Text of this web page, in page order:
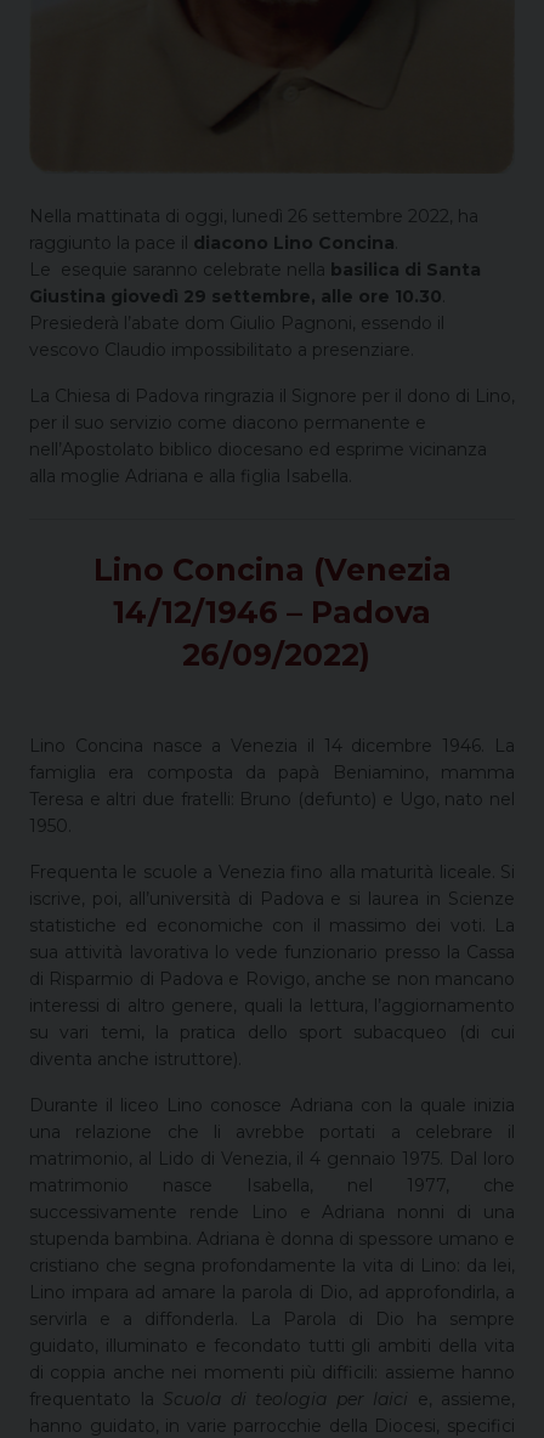
Nella mattinata di oggi, lunedì 26 settembre 2022, ha
raggiunto la pace il diacono Lino Concina
Le esequie saranno celebrate nella basilica di Santa
Giustina giovedì 29 settembre, alle ore 10.30
Presiederà l’abate dom Giulio Pagnoni, essendo il
vescovo Claudio impossibilitato a presenziare.
La Chiesa di Padova ringrazia il Signore per il dono di Lino,
per il suo servizio come diacono permanente e
nell’Apostolato biblico diocesano ed esprime vicinanza
alla moglie Adriana e alla figlia Isabella.
Lino Concina (Venezia
14/12/1946 – Padova
26/09/2022)
Lino Concina nasce a Venezia il 14 dicembre 1946. La
famiglia era composta da papà Beniamino, mamma
Teresa e altri due fratelli: Bruno (defunto) e Ugo, nato nel
1950.
Frequenta le scuole a Venezia fino alla maturità liceale. Si
iscrive, poi, all’università di Padova e si laurea in Scienze
statistiche ed economiche con il massimo dei voti. La
sua attività lavorativa lo vede funzionario presso la Cassa
di Risparmio di Padova e Rovigo, anche se non mancano
interessi di altro genere, quali la lettura, l’aggiornamento
su vari temi, la pratica dello sport subacqueo (di cui
diventa anche istruttore).
Durante il liceo Lino conosce Adriana con la quale inizia
una relazione che li avrebbe portati a celebrare il
matrimonio, al Lido di Venezia, il 4 gennaio 1975. Dal loro
matrimonio nasce Isabella, nel 1977, che
successivamente rende Lino e Adriana nonni di una
stupenda bambina. Adriana è donna di spessore umano e
cristiano che segna profondamente la vita di Lino: da lei,
Lino impara ad amare la parola di Dio, ad approfondirla, a
servirla e a diffonderla. La Parola di Dio ha sempre
guidato, illuminato e fecondato tutti gli ambiti della vita
di coppia anche nei momenti più difficili: assieme hanno
frequentato la Scuola di teologia per laici e, assieme,
hanno guidato, in varie parrocchie della Diocesi, specifici